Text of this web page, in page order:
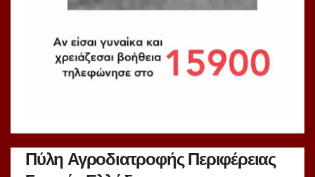
Πύλη Αγροδιατροφής Περιφέρειας